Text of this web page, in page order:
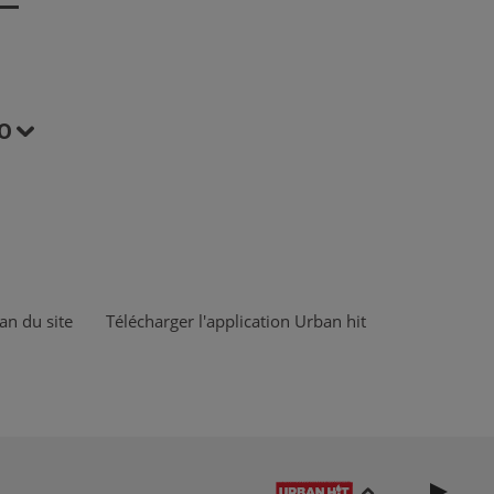
du site Télécharger l'application Urban hit